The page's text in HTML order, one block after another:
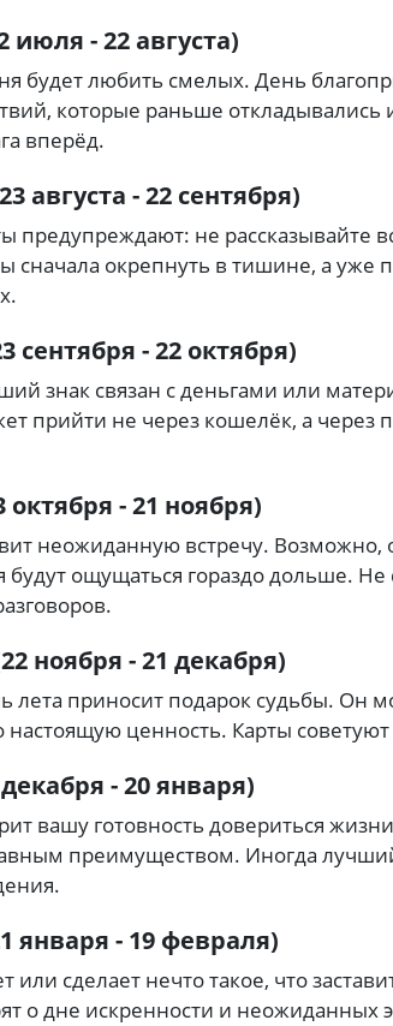
июля - 22 августа)
будет любить смелых. День
которые раньше
вперёд.
августа - 22 сентября)
предупреждают: не рассказывайте
сначала окрепнуть в тишине, а уже
сентября - 22 октября)
знак связан с деньгами или
прийти не через кошелёк, а
октября - 21 ноября)
неожиданную встречу. Возможно,
будут ощущаться гораздо дольше.
ноября - 21 декабря)
лета приносит подарок судьбы. Он
настоящую ценность. Карты
- 20 января)
вашу готовность довериться
преимуществом. Иногда
января - 19 февраля)
или сделает нечто такое, что
о дне искренности и